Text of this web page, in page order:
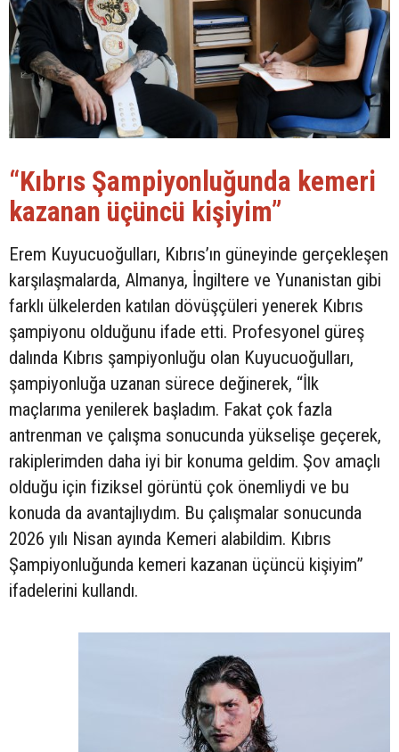
“Kıbrıs Şampiyonluğunda kemeri
kazanan üçüncü kişiyim”
Erem Kuyucuoğulları, Kıbrıs’ın güneyinde gerçekleşen
karşılaşmalarda, Almanya, İngiltere ve Yunanistan gibi
farklı ülkelerden katılan dövüşçüleri yenerek Kıbrıs
şampiyonu olduğunu ifade etti. Profesyonel güreş
dalında Kıbrıs şampiyonluğu olan Kuyucuoğulları,
şampiyonluğa uzanan sürece değinerek, “İlk
maçlarıma yenilerek başladım. Fakat çok fazla
antrenman ve çalışma sonucunda yükselişe geçerek,
rakiplerimden daha iyi bir konuma geldim. Şov amaçlı
olduğu için fiziksel görüntü çok önemliydi ve bu
konuda da avantajlıydım. Bu çalışmalar sonucunda
2026 yılı Nisan ayında Kemeri alabildim. Kıbrıs
Şampiyonluğunda kemeri kazanan üçüncü kişiyim”
ifadelerini kullandı.